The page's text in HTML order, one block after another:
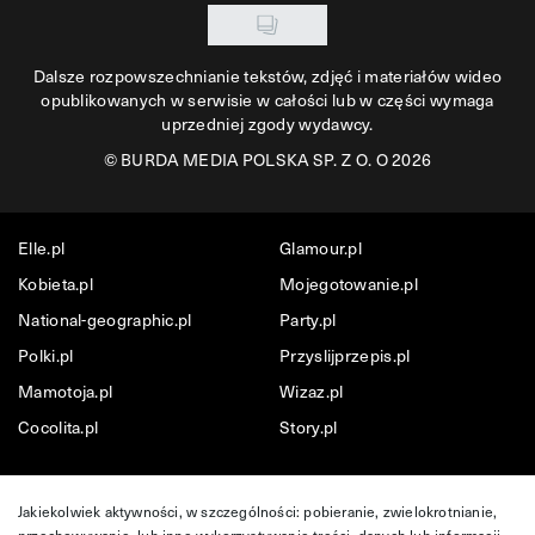
Dalsze rozpowszechnianie tekstów, zdjęć i materiałów wideo
opublikowanych w serwisie w całości lub w części wymaga
uprzedniej zgody wydawcy.
©BURDA MEDIA POLSKA SP. Z O. O 2026
Elle.pl
Glamour.pl
Kobieta.pl
Mojegotowanie.pl
National-geographic.pl
Party.pl
Polki.pl
Przyslijprzepis.pl
Mamotoja.pl
Wizaz.pl
Cocolita.pl
Story.pl
Jakiekolwiek aktywności, w szczególności: pobieranie, zwielokrotnianie,